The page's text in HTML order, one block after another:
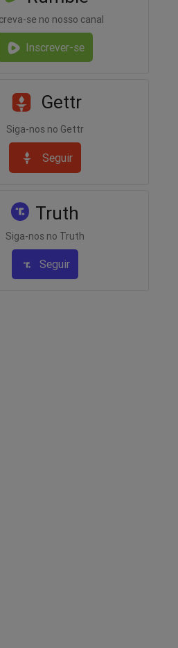
se no nosso canal
Inscrever-se
Gettr
Siga-nos no Gettr
Seguir
Truth
Siga-nos no Truth
Seguir